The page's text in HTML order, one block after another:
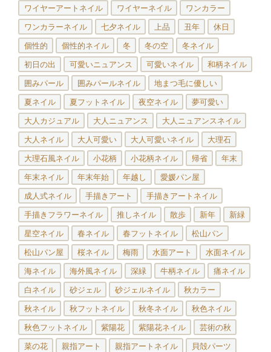
ワイヤーアートネイル ワイヤーネイル ワンカラー
ワンカラーネイル 七夕ネイル 上品 丑年 休日
個性的 個性的ネイル 冬 冬の空 冬ネイル
初日の出 可愛いニュアンス 可愛いネイル 和柄ネイル
囲みパール 囲みパールネイル 地まつ毛に優しい
夏ネイル 夏フットネイル 夜空ネイル 夢可愛い
大人カジュアル 大人ニュアンス 大人ニュアンスネイル
大人ネイル 大人可愛い 大人可愛いネイル 大理石
大理石風ネイル 小花柄 小花柄ネイル 帰省 年末
年末ネイル 年末年始 年越し 愛媛パン屋
成人式ネイル 手描きアート 手描きアートネイル
手描きフラワーネイル 推しネイル 散歩 新年 新緑
星空ネイル 春ネイル 春フットネイル 松山パン
松山パン屋 桜ネイル 梅雨 水面アート 水面ネイル
海ネイル 海外風ネイル 深緑 牛柄ネイル 痛ネイル
白ネイル 砂ジェル 砂ジェルネイル 秋カラー
秋ネイル 秋フットネイル 秋冬ネイル 秋色ネイル
秋色フットネイル 紫陽花 紫陽花ネイル 芸術の秋
菜の花 親指アート 親指アートネイル 貝殻パーツ